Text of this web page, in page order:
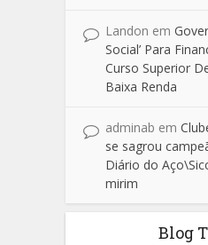
Landon em
Social’ Para
Curso Superior
Baixa Renda
adminab em
se sagrou
Diário do
mirim
Blog